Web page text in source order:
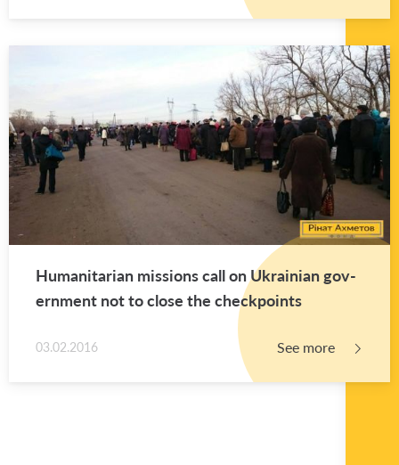
Hu­man­i­tar­ian mis­sions call on Ukrain­ian gov­
ern­ment not to close the check­points
03.02.2016 See more